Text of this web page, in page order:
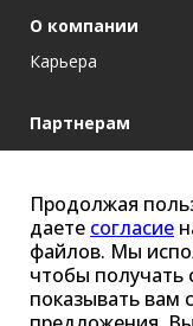
О компании
Карьера
Партнерам
cybersec@ussc.ru
+7 (343) 379-98-34
Екатеринбург, ул.
Продолжая
даете согласие
файлов. Мы
чтобы получать
показывать вам